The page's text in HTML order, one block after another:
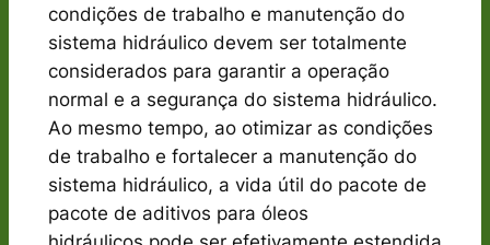
condições de trabalho e manutenção do
sistema hidráulico devem ser totalmente
considerados para garantir a operação
normal e a segurança do sistema hidráulico.
Ao mesmo tempo, ao otimizar as condições
de trabalho e fortalecer a manutenção do
sistema hidráulico, a vida útil do pacote de
pacote de aditivos para óleos